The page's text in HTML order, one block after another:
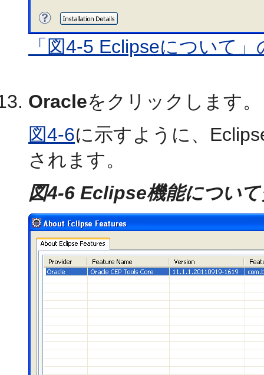
「図4-5 Eclipseについて」
Oracleをクリックします。
図4-6に示すように、
されます。
図4-6 Eclipse機能につい